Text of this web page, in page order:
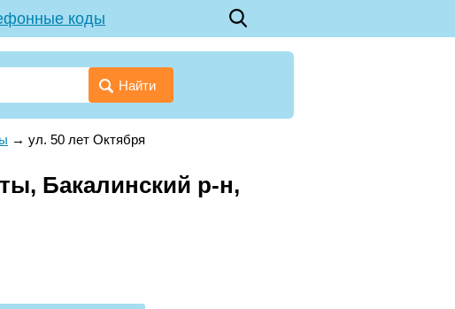
коды
Найти
→ ул. 50 лет Октября
Бакалинский р-н,